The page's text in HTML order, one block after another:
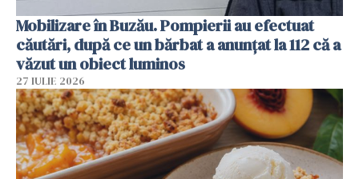
Mobilizare în Buzău. Pompierii au efectuat
căutări, după ce un bărbat a anunțat la 112 că a
văzut un obiect luminos
27 IULIE 2026